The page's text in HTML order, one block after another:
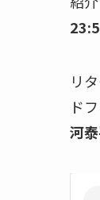
リ
ド
河